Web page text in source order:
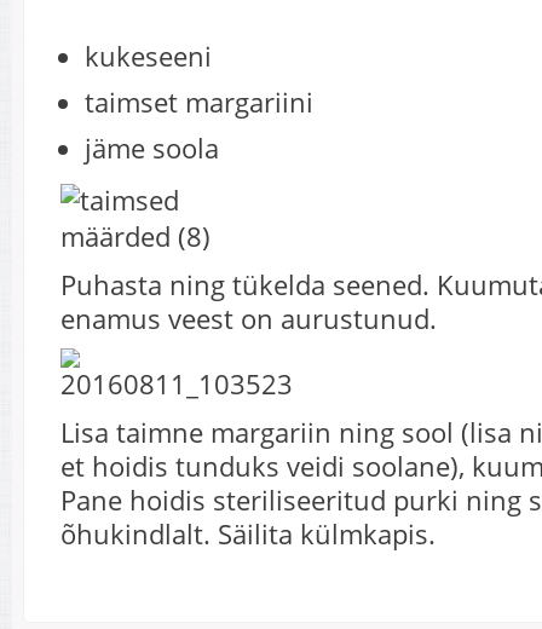
kukeseeni
taimset margariini
jäme soola
Puhasta ning tükelda seened.
enamus veest on aurustunud.
Lisa taimne margariin ning sool (lisa
et hoidis tunduks veidi soolane),
Pane hoidis steriliseeritud purki ning
õhukindlalt. Säilita külmkapis.